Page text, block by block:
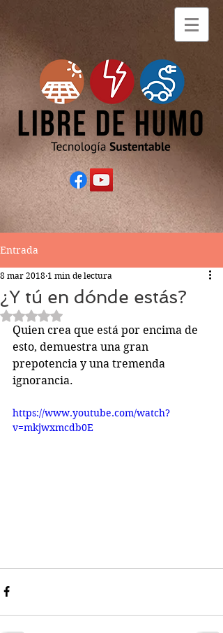
Entrada
¿Y tú en dónde estás?
8 mar 2018 1 min de lectura
Obtuvo NaN de 5 estrellas.
Quien crea que está por encima de
esto, demuestra una gran
prepotencia y una tremenda
ignorancia.
https://www.youtube.com/watch?
v=mkjwxmcdb0E